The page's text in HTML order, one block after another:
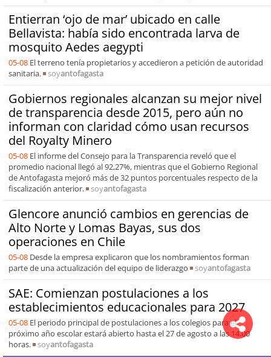
Entierran ‘ojo de mar’ ubicado en calle
Bellavista: había sido encontrada larva de
mosquito Aedes aegypti
05-08 El terreno tenía propietarios y accedieron a petición de autoridad
sanitaria.
soyantofagasta
Gobiernos regionales alcanzan su mejor nivel
de transparencia desde 2015, pero aún no
informan con claridad cómo usan recursos
del Royalty Minero
05-08 El informe del Consejo para la Transparencia reveló que el
promedio nacional llegó al 92,27%, mientras que el Gobierno Regional
de Antofagasta mejoró más de 32 puntos porcentuales respecto de la
fiscalización anterior.
soyantofagasta
Glencore anunció cambios en gerencias de
Alto Norte y Lomas Bayas, sus dos
operaciones en Chile
05-08 Desde la empresa explicaron que los nombramientos forman
parte de una actualización del equipo de liderazgo
soyantofagasta
SAE: Comienzan postulaciones a los
establecimientos educacionales para 2027
05-08 El periodo principal de postulaciones a los colegios para el
próximo año escolar estará abierto hasta el 27 de agosto a las 14.00
horas.
soyantofagasta